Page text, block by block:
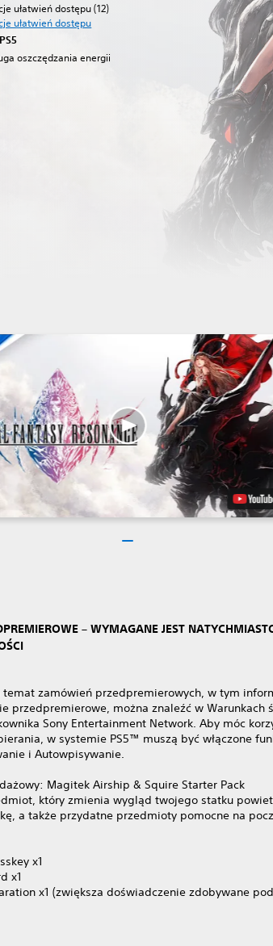
ułatwień dostępu (12)
ułatwień dostępu
oszczędzania energii
– WYMAGANE JEST
zamówień przedpremierowych, w tym
przedpremierowe, można znaleźć w Warunkach
Sony Entertainment Network. Aby móc
w systemie PS5™ muszą być włączone
i Autowpisywanie.
Magitek Airship & Squire Starter Pack
który zmienia wygląd twojego statku
a także przydatne przedmioty pomocne na
x1
x1
x1 (zwiększa doświadczenie zdobywane